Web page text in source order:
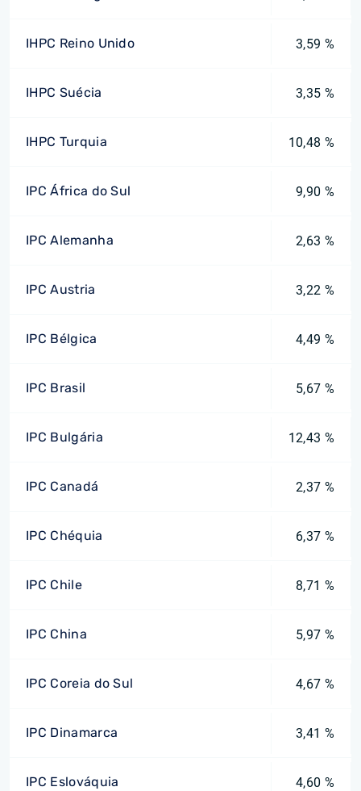
IHPC Reino Unido 3,59 %
IHPC Suécia 3,35 %
IHPC Turquia 10,48 %
IPC África do Sul 9,90 %
IPC Alemanha 2,63 %
IPC Austria 3,22 %
IPC Bélgica 4,49 %
IPC Brasil 5,67 %
IPC Bulgária 12,43 %
IPC Canadá 2,37 %
IPC Chéquia 6,37 %
IPC Chile 8,71 %
IPC China 5,97 %
IPC Coreia do Sul 4,67 %
IPC Dinamarca 3,41 %
IPC Eslováquia 4,60 %